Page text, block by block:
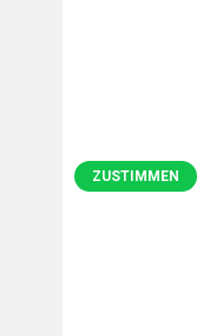
ZUSTIMMEN